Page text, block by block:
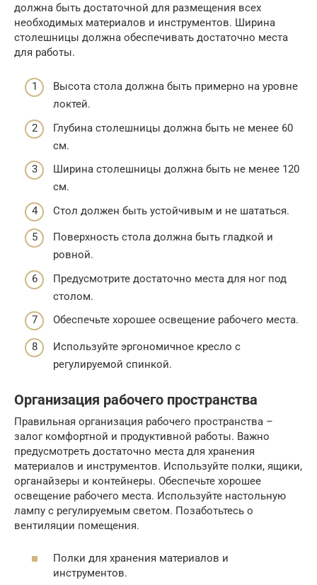
должна быть достаточной для размещения всех
необходимых материалов и инструментов. Ширина
столешницы должна обеспечивать достаточно места
для работы.
Высота стола должна быть примерно на уровне
локтей.
Глубина столешницы должна быть не менее 60
см.
Ширина столешницы должна быть не менее 120
см.
Стол должен быть устойчивым и не шататься.
Поверхность стола должна быть гладкой и
ровной.
Предусмотрите достаточно места для ног под
столом.
Обеспечьте хорошее освещение рабочего места.
Используйте эргономичное кресло с
регулируемой спинкой.
Организация рабочего пространства
Правильная организация рабочего пространства –
залог комфортной и продуктивной работы. Важно
предусмотреть достаточно места для хранения
материалов и инструментов. Используйте полки, ящики,
органайзеры и контейнеры. Обеспечьте хорошее
освещение рабочего места. Используйте настольную
лампу с регулируемым светом. Позаботьтесь о
вентиляции помещения.
Полки для хранения материалов и
инструментов.